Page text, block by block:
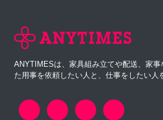
ANYTIMESは、家具組み立てや配送、家事
た用事を依頼したい人と、仕事をしたい人